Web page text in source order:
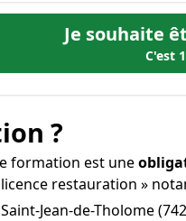
Je souhaite
C'est
?
formation est une
restauration »
Jean-de-Tholome